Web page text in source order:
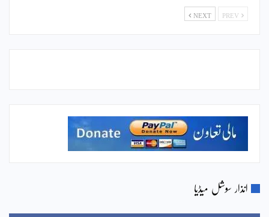
NEXT
انذار سوشل میڈیا